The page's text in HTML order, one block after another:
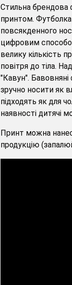
Стильна брендова
принтом.
повсякденного
цифровим
велику кількість
повітря до тіла.
"Кавун".
зручно носити як
підходять як для
наявності дитячі
Принт можна
продукцію